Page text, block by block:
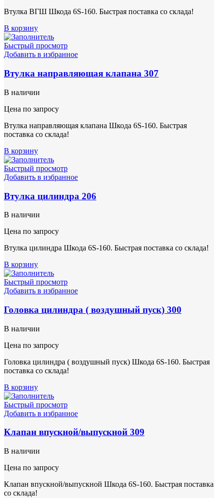
Втулка ВГШ Шкода 6S-160. Быстрая поставка со склада!
В корзину
Быстрый просмотр
Добавить в избранное
Втулка направляющая клапана 307
В наличии
Цена по запросу
Втулка направляющая клапана Шкода 6S-160. Быстрая
поставка со склада!
В корзину
Быстрый просмотр
Добавить в избранное
Втулка цилиндра 206
В наличии
Цена по запросу
Втулка цилиндра Шкода 6S-160. Быстрая поставка со склада!
В корзину
Быстрый просмотр
Добавить в избранное
Головка цилиндра ( воздушный пуск) 300
В наличии
Цена по запросу
Головка цилиндра ( воздушный пуск) Шкода 6S-160. Быстрая
поставка со склада!
В корзину
Быстрый просмотр
Добавить в избранное
Клапан впускной/выпускной 309
В наличии
Цена по запросу
Клапан впускной/выпускной Шкода 6S-160. Быстрая поставка
со склада!